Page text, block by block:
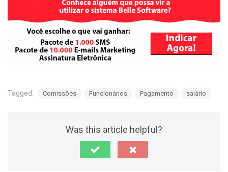
Tagged: Comissões Funcionários Pagamento salário
Was this article helpful?